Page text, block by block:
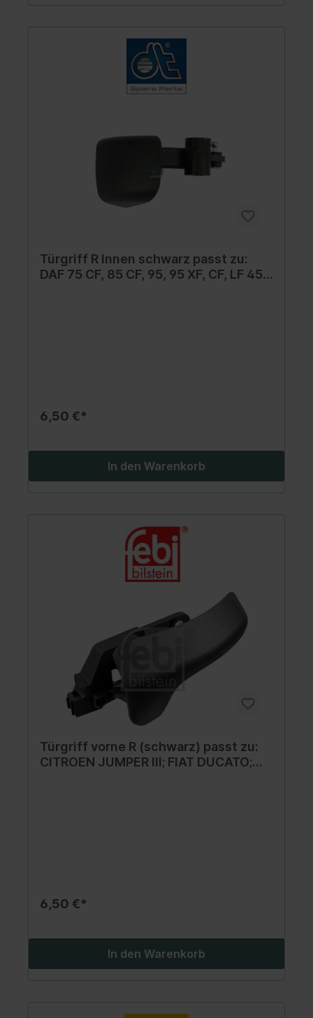
Türgriff R Innen schwarz passt zu:
DAF 75 CF, 85 CF, 95, 95 XF, CF, LF 45,
6,50 €*
In den Warenkorb
Türgriff vorne R (schwarz) passt zu:
CITROEN JUMPER III; FIAT DUCATO;
6,50 €*
In den Warenkorb